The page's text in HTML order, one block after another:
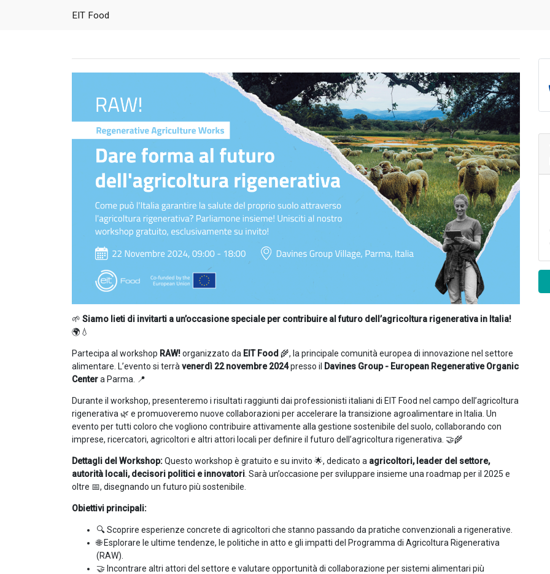
EIT Food
🌱 Siamo lieti di invitarti a un’occasione speciale per contribuire al futuro dell’agricoltura rigenerativa in Italia!
🌍💧
Partecipa al workshop RAW!organizzato da EIT Food 🌾, la principale comunità europea di innovazione nel settore
alimentare. L’evento si terrà venerdì 22 novembre 2024presso il
Davines Group - European Regenerative Organic
Centera Parma. 📍
Durante il workshop, presenteremo i risultati raggiunti dai professionisti italiani di EIT Food nel campo dell’agricoltura
rigenerativa 🌿 e promuoveremo nuove collaborazioni per accelerare la transizione agroalimentare in Italia. Un
evento per tutti coloro che vogliono contribuire attivamente alla gestione sostenibile del suolo, collaborando con
imprese, ricercatori, agricoltori e altri attori locali per definire il futuro dell’agricoltura rigenerativa. 🤝🌾
Dettagli del Workshop:Questo workshop è gratuito e su invito 🌟, dedicato a agricoltori, leader del settore,
autorità locali, decisori politici e innovatori . Sarà un’occasione per sviluppare insieme una roadmap per il 2025 e
oltre 📅, disegnando un futuro più sostenibile.
Obiettivi principali:
🔍 Scoprire esperienze concrete di agricoltori che stanno passando da pratiche convenzionali a rigenerative.
🌐 Esplorare le ultime tendenze, le politiche in atto e gli impatti del Programma di Agricoltura Rigenerativa
(RAW).
🤝 Incontrare altri attori del settore e valutare opportunità di collaborazione per sistemi alimentari più